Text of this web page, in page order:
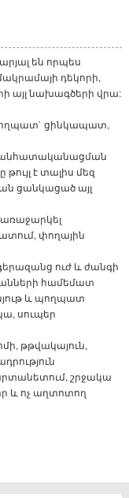
են որպես
դեկորի,
այլ նախագծերի վրա:
պողպատ` ցինկապատ,
անհատականացման
է տալիս մեզ
ցանկացած այլ
փողային
ուժ և ժանգի
համեմատ
և պողպատ
սուպեր
թթվակայուն,
շրջակա
և ոչ աղտոտող